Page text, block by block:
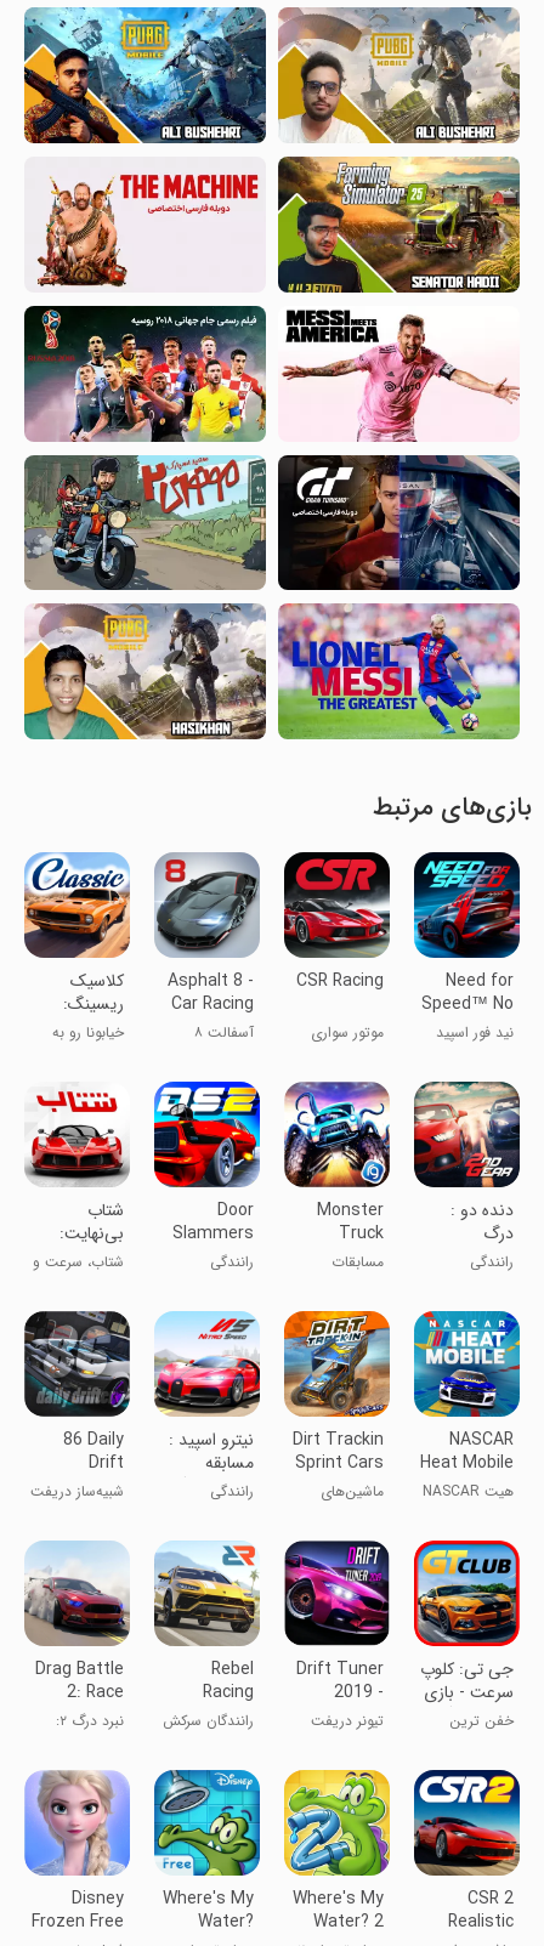
بازی‌های مرتبط
Need for
Speed™ No
Limits
نید فور اسپید
CSR Racing
موتور سواری
Asphalt 8 -
Car Racing
Game
آسفالت ۸
‏‏‏‏‏‏کلاسیک
ریسینگ:
ماشین
مسابقه درگ
خیابونا رو به
دنده دو :
درگ
رانندگی
Monster
Truck
Xtreme
مسابقات
کامیون‌های
غول‌پیکر
Door
Slammers
2 Drag
Racing
رانندگی
شتاب
بی‌نهایت:
بازی ماشین
شتاب، سرعت و
اینجاست
NASCAR
Heat Mobile
هیت NASCAR
Dirt Trackin
Sprint Cars
ماشین‌های
پیست خاکی
نیترو اسپید :
مسابقه
ماشینی درگ
رانندگی
86 Daily
Drift
Simulator
شبیه‌ساز دریفت
JDM
‏جی تی: کلوپ
سرعت - بازی
ماشین درگ
خفن ترین
Drift Tuner
2019 -
Underground
تیونر دریفت
Rebel
Racing
رانندگان سرکش
Drag Battle
2: Race
World
نبرد درگ ۲:
CSR 2
Realistic
Where's My
Water? 2
Where's My
Water?
Disney
Frozen Free